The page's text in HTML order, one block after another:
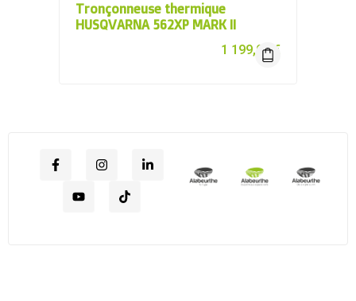
Tronçonneuse thermique
HUSQVARNA 562XP MARK II
1 199,00€